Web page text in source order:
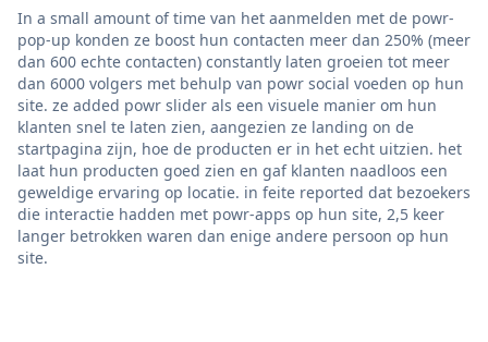
In a small amount of time van het aanmelden met de powr-
pop-up konden ze boost hun contacten meer dan 250% (meer
dan 600 echte contacten) constantly laten groeien tot meer
dan 6000 volgers met behulp van powr social voeden op hun
site. ze added powr slider als een visuele manier om hun
klanten snel te laten zien, aangezien ze landing on de
startpagina zijn, hoe de producten er in het echt uitzien. het
laat hun producten goed zien en gaf klanten naadloos een
geweldige ervaring op locatie. in feite reported dat bezoekers
die interactie hadden met powr-apps op hun site, 2,5 keer
langer betrokken waren dan enige andere persoon op hun
site.